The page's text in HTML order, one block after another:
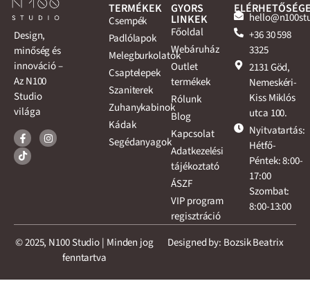
Design,
minőség és
innováció –
Az N100
Studio
világa
TERMÉKEK
Csempék
Padlólapok
Melegburkolatok
Csaptelepek
Szaniterek
Zuhanykabinok
Kádak
Segédanyagok
GYORS
LINKEK
Főoldal
Webáruház
Outlet
termékek
Rólunk
Blog
Kapcsolat
Adatkezelési
tájékoztató
ÁSZF
VIP program
regisztráció
+36 30 598
3325
2131 Göd,
Nemeskéri-
Kiss Miklós
utca 100.
Nyitvatartás:
Hétfő-
Péntek: 8:00-
17:00
Szombat:
8:00-13:00
© 2025, N100 Studio | Minden jog
fenntartva
Designed by: Bozsik Beatrix